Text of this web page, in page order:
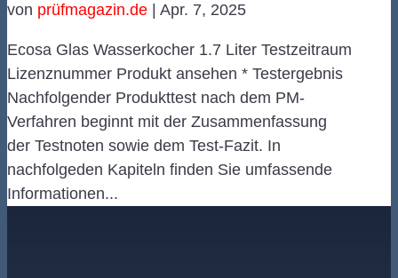
von prüfmagazin.de Apr. 7, 2025
Ecosa Glas Wasserkocher 1.7 Liter Testzeitraum
Lizenznummer Produkt ansehen * Testergebnis
Nachfolgender Produkttest nach dem PM-
Verfahren beginnt mit der Zusammenfassung
der Testnoten sowie dem Test-Fazit. In
nachfolgeden Kapiteln finden Sie umfassende
Informationen...